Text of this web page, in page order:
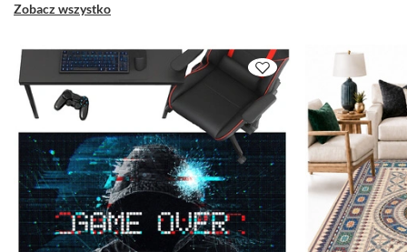
Zobacz wszystko